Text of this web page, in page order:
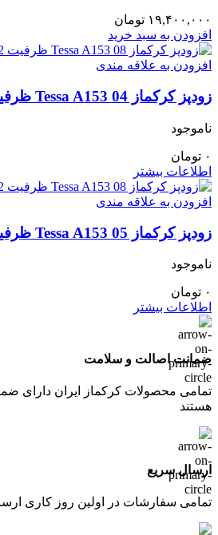
۱۹,۴۰۰,۰۰۰ تومان
افزودن به سبد خرید
افزودن به علاقه مندی
زودپز کرکماز Tessa A153 04 ظرفیت 5 لیتر
ناموجود
۰ تومان
اطلاعات بیشتر
افزودن به علاقه مندی
زودپز کرکماز Tessa A153 05 ظرفیت 7 لیتر
ناموجود
۰ تومان
اطلاعات بیشتر
ضمانت اصالت و سلامت
تمامی محصولات کرکماز ایران دارای
هستند
ارسال سریع
تمامی سفارشات در اولین روز کاری